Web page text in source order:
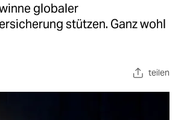
globaler
stützen. Ganz wohl
teilen